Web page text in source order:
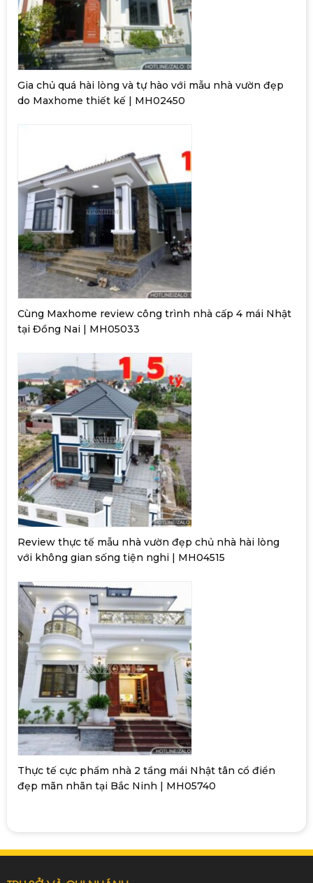
Gia chủ quá hài lòng và tự hào với mẫu nhà vườn đẹp
do Maxhome thiết kế | MH02450
Cùng Maxhome review công trình nhà cấp 4 mái Nhật
tại Đồng Nai | MH05033
Review thực tế mẫu nhà vườn đẹp chủ nhà hài lòng
với không gian sống tiện nghi | MH04515
Thực tế cực phẩm nhà 2 tầng mái Nhật tân cổ điển
đẹp mãn nhãn tại Bắc Ninh | MH05740